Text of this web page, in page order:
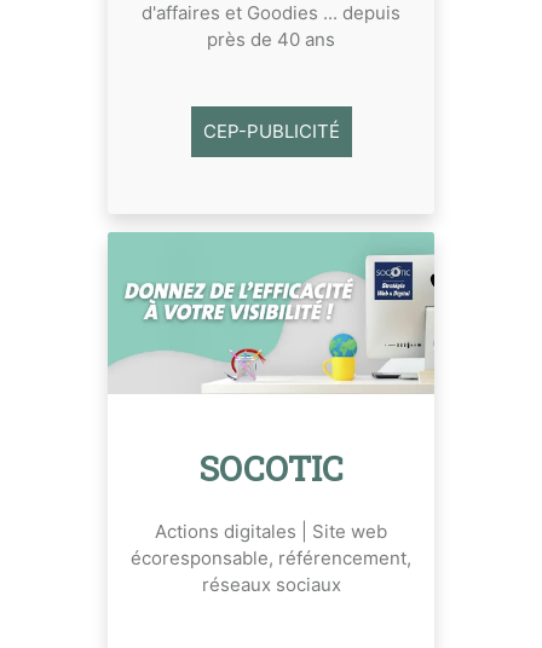
d'affaires et Goodies ... depuis
près de 40 ans
CEP-PUBLICITÉ
SOCOTIC
Actions digitales | Site web
écoresponsable, référencement,
réseaux sociaux